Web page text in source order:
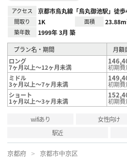
アクセス 京都市烏丸線「烏丸御池駅」徒
間取り 1K 面積
築年数 1999年 3月 築
プラン名・期間
月額
ロング
7ヶ月以上～12ヶ月未満
初期
ミドル
3ヶ月以上～7ヶ月未満
初期
ショート
1ヶ月以上～3ヶ月未満 初期
wifiあり 女性向け
駅近
京都府 京都市中京区